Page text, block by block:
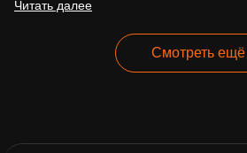
Читать далее
Смотреть ещё